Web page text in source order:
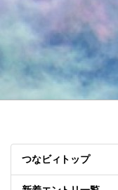
つなビィトップ